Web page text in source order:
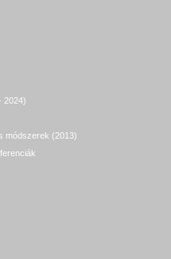
2024)
módszerek (2013)